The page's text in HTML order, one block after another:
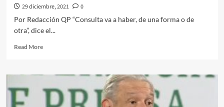
29 diciembre, 2021
0
Por Redacción QP “Consulta va a haber, de una forma o de
otra”, dice el...
Read MoreRead
AMLO
colecta
para